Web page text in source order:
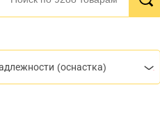
(оснастка)